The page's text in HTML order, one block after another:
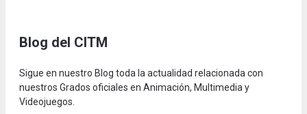
Blog del CITM
Sigue en nuestro Blog toda la actualidad relacionada con
nuestros Grados oficiales en Animación, Multimedia y
Videojuegos.